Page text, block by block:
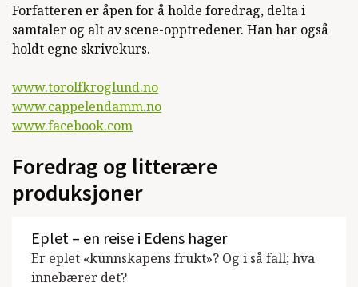
Forfatteren er åpen for å holde foredrag, delta i
samtaler og alt av scene-opptredener. Han har også
holdt egne skrivekurs.
www.torolfkroglund.no
www.cappelendamm.no
www.facebook.com
Foredrag og litterære
produksjoner
Eplet – en reise i Edens hager
Er eplet «kunnskapens frukt»? Og i så fall; hva
innebærer det?